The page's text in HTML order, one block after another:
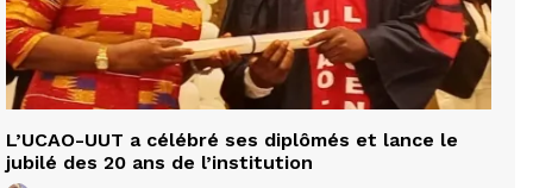
L’UCAO-UUT a célébré ses diplômés et lance le
jubilé des 20 ans de l’institution